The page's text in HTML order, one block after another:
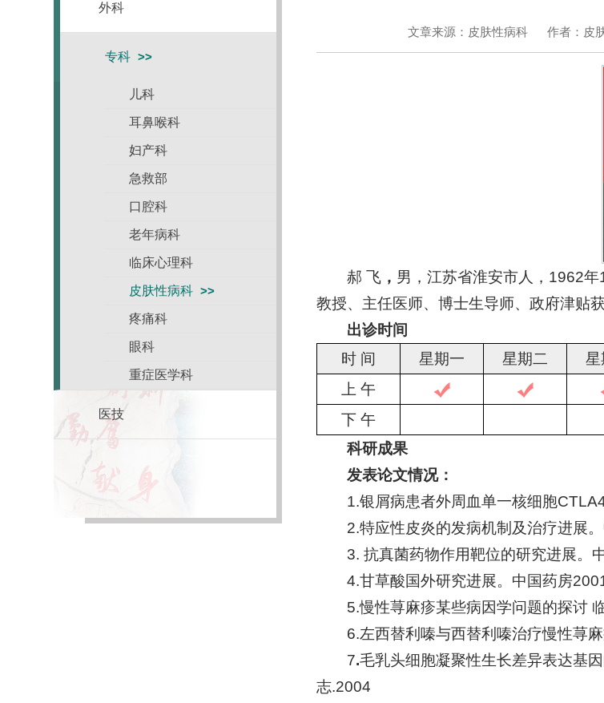
外科
专科
儿科
耳鼻喉科
妇产科
急救部
口腔科
老年病科
临床心理科
皮肤性病科
疼痛科
眼科
重症医学科
医技
文章来源：皮肤性病科 作者：皮
郝 飞， 男，江苏省淮安市人，1962
教授、主任医师、博士生导师、政府津贴获
出诊时间
时 间
星期一 星期二 星
上 午
下 午
科研成果
发表论文情况：
1.银屑病患者外周血单一核细胞
2.特应性皮炎的发病机制及治疗进展
3. 抗真菌药物作用靶位的研究进展。
4.甘草酸国外研究进展。中国药房
5.慢性荨麻疹某些病因学问题的探讨
6.左西替利嗪与西替利嗪治疗慢性荨
7.毛乳头细胞凝聚性生长差异表达基
志.2004